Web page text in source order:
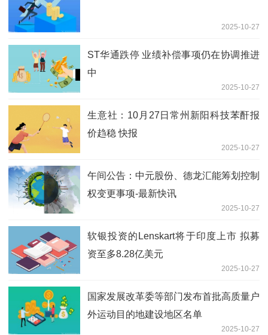
2025-10-27
ST华通跌停 业绩补偿事项仍在协调推进
中
2025-10-27
生意社：10月27日常州新阳科技苯酐报
价趋稳 快报
2025-10-27
午间公告：中元股份、德龙汇能筹划控制
权变更事项-最新快讯
2025-10-27
软银投资的Lenskart将于印度上市 拟募
资至多8.28亿美元
2025-10-27
国家发展改革委等部门发布首批高质量户
外运动目的地建设地区名单
2025-10-27